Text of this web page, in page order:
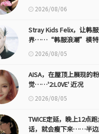
2026/08/06
Stray Kids Felix，让韩
界……“韩服浪潮”模特
2026/08/05
AISA，在屋顶上展现的
觉……'2:L0VE' 近况
2026/08/05
TWICE定延，晚上12点
话，就会瘦下来……半